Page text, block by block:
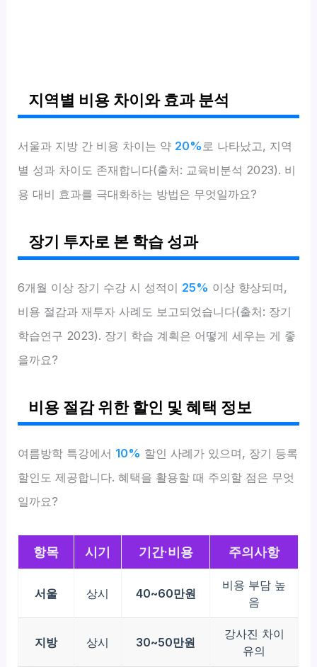
지역별 비용 차이와 효과 분석
서울과 지방 간 비용 차이는 약 20% 로 나타났고, 지역
별 성과 차이도 존재합니다(출처: 교육비분석 2023). 비
용 대비 효과를 극대화하는 방법은 무엇일까요?
장기 투자로 본 학습 성과
6개월 이상 장기 수강 시 성적이 25% 이상 향상되며,
비용 절감과 재투자 사례도 보고되었습니다(출처: 장기
학습연구 2023). 장기 학습 계획은 어떻게 세우는 게 좋
을까요?
비용 절감 위한 할인 및 혜택 정보
여름방학 특강에서 10% 할인 사례가 있으며, 장기 등록
할인도 제공합니다. 혜택을 활용할 때 주의할 점은 무엇
일까요?
항목 시기 기간·비용 주의사항
서울 상시 40~60만원
비용 부담 높
음
지방 상시 30~50만원
강사진 차이
유의